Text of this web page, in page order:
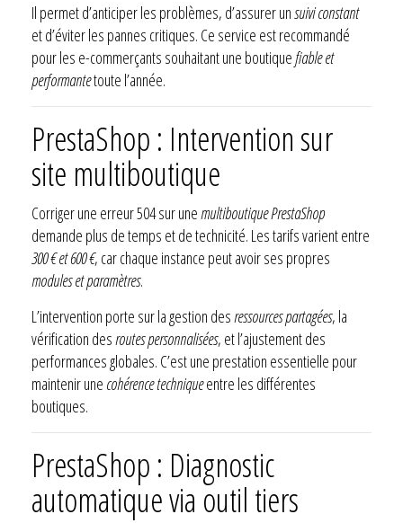
Il permet d’anticiper les problèmes, d’assurer unsuivi constant
et d’éviter les pannes critiques. Ce service est recommandé
pour les e-commerçants souhaitant une boutiquefiable et
performantetoute l’année.
PrestaShop : Intervention sur
site multiboutique
Corriger une erreur 504 sur une multiboutique PrestaShop
demande plus de temps et de technicité. Les tarifs varient entre
300 € et 600 €, car chaque instance peut avoir ses propres
modules et paramètres.
L’intervention porte sur la gestion des ressources partagées, la
vérification des routes personnalisées, et l’ajustement des
performances globales. C’est une prestation essentielle pour
maintenir une cohérence techniqueentre les différentes
boutiques.
PrestaShop : Diagnostic
automatique via outil tiers